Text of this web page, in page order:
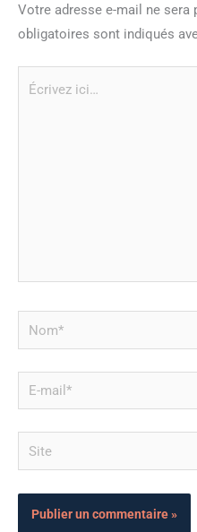
Votre adresse e-mail ne sera
obligatoires sont indiqués
Nom*
mail*
Site